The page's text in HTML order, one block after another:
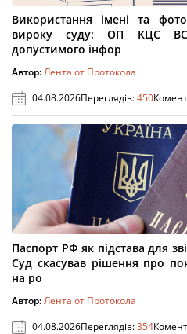
Використання імені та
вироку суду: ОП КЦС ВС
допустимого інфор
Автор:Лента от Протокола
04.08.2026Переглядів:450
Паспорт РФ як підстава для
Суд скасував рішення про
на ро
Автор:Лента от Протокола
04.08.2026Переглядів:354